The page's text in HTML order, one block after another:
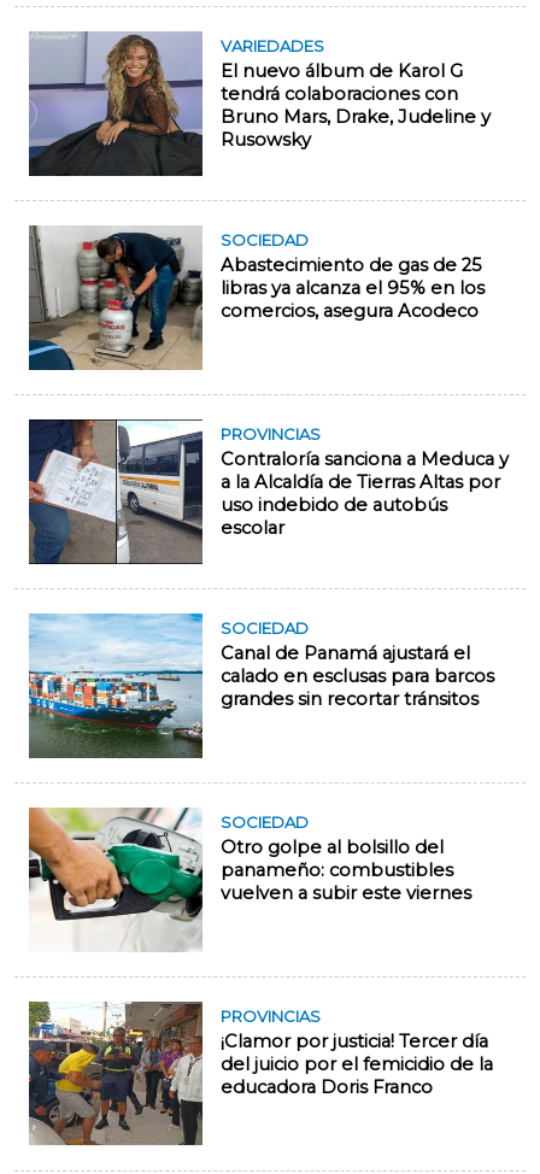
VARIEDADES
El nuevo álbum de Karol G
tendrá colaboraciones con
Bruno Mars, Drake, Judeline y
Rusowsky
SOCIEDAD
Abastecimiento de gas de 25
libras ya alcanza el 95% en los
comercios, asegura Acodeco
PROVINCIAS
Contraloría sanciona a Meduca y
a la Alcaldía de Tierras Altas por
uso indebido de autobús
escolar
SOCIEDAD
Canal de Panamá ajustará el
calado en esclusas para barcos
grandes sin recortar tránsitos
SOCIEDAD
Otro golpe al bolsillo del
panameño: combustibles
vuelven a subir este viernes
PROVINCIAS
¡Clamor por justicia! Tercer día
del juicio por el femicidio de la
educadora Doris Franco